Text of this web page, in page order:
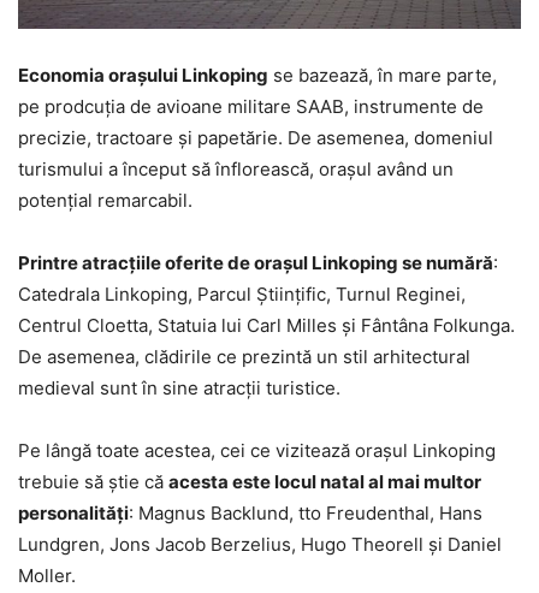
Economia orașului Linkoping se bazează, în mare parte,
pe prodcuția de avioane militare SAAB, instrumente de
precizie, tractoare și papetărie. De asemenea, domeniul
turismului a început să înflorească, orașul având un
potențial remarcabil.
Printre atracțiile oferite de orașul Linkoping se numără:
Catedrala Linkoping, Parcul Științific, Turnul Reginei,
Centrul Cloetta, Statuia lui Carl Milles și Fântâna Folkunga.
De asemenea, clădirile ce prezintă un stil arhitectural
medieval sunt în sine atracții turistice.
Pe lângă toate acestea, cei ce vizitează orașul Linkoping
trebuie să știe că acesta este locul natal al mai multor
personalități: Magnus Backlund, tto Freudenthal, Hans
Lundgren, Jons Jacob Berzelius, Hugo Theorell și Daniel
Moller.